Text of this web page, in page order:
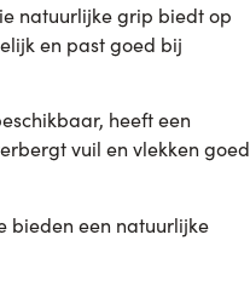
natuurlijke grip biedt op
en past goed bij
heeft een
vuil en vlekken goed
bieden een natuurlijke